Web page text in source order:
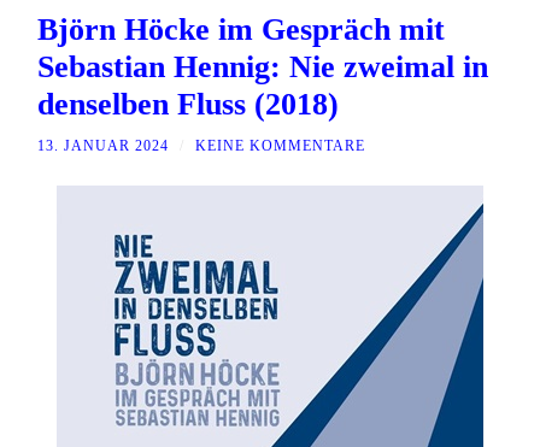
Björn Höcke im Gespräch mit
Sebastian Hennig: Nie zweimal in
denselben Fluss (2018)
13. JANUAR 2024 KEINE KOMMENTARE